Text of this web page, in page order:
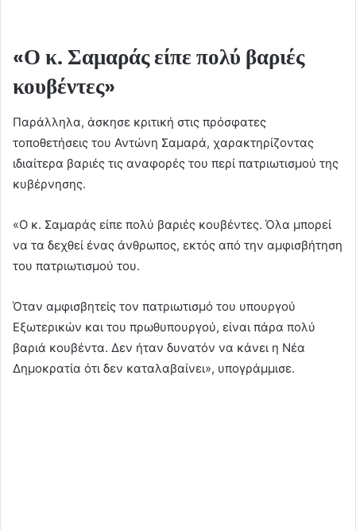
«Ο κ. Σαμαράς είπε πολύ βαριές
κουβέντες»
Παράλληλα, άσκησε κριτική στις πρόσφατες
τοποθετήσεις του Αντώνη Σαμαρά, χαρακτηρίζοντας
ιδιαίτερα βαριές τις αναφορές του περί πατριωτισμού της
κυβέρνησης.
«Ο κ. Σαμαράς είπε πολύ βαριές κουβέντες. Όλα μπορεί
να τα δεχθεί ένας άνθρωπος, εκτός από την αμφισβήτηση
του πατριωτισμού του.
Όταν αμφισβητείς τον πατριωτισμό του υπουργού
Εξωτερικών και του πρωθυπουργού, είναι πάρα πολύ
βαριά κουβέντα. Δεν ήταν δυνατόν να κάνει η Νέα
Δημοκρατία ότι δεν καταλαβαίνει», υπογράμμισε.